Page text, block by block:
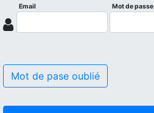
Email Mot de passe
Mot de pase oublié